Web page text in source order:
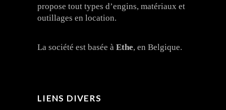
propose tout types d’engins, matériaux et
outillages en location.
La société est basée à Ethe, en Belgique.
LIENS DIVERS